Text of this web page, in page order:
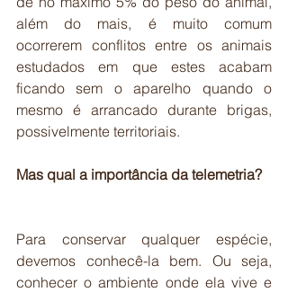
além do mais, é muito comum
ocorrerem conflitos entre os animais
estudados em que estes acabam
ficando sem o aparelho quando o
mesmo é arrancado durante brigas,
possivelmente territoriais.
Mas qual a importância da telemetria?
Para conservar qualquer espécie,
devemos conhecê-la bem. Ou seja,
conhecer o ambiente onde ela vive e